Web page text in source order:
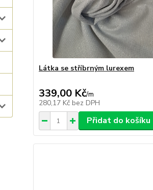
Látka se stříbrným lurexem
339,00 Kč/m
280,17 Kč bez DPH
Přidat do košíku